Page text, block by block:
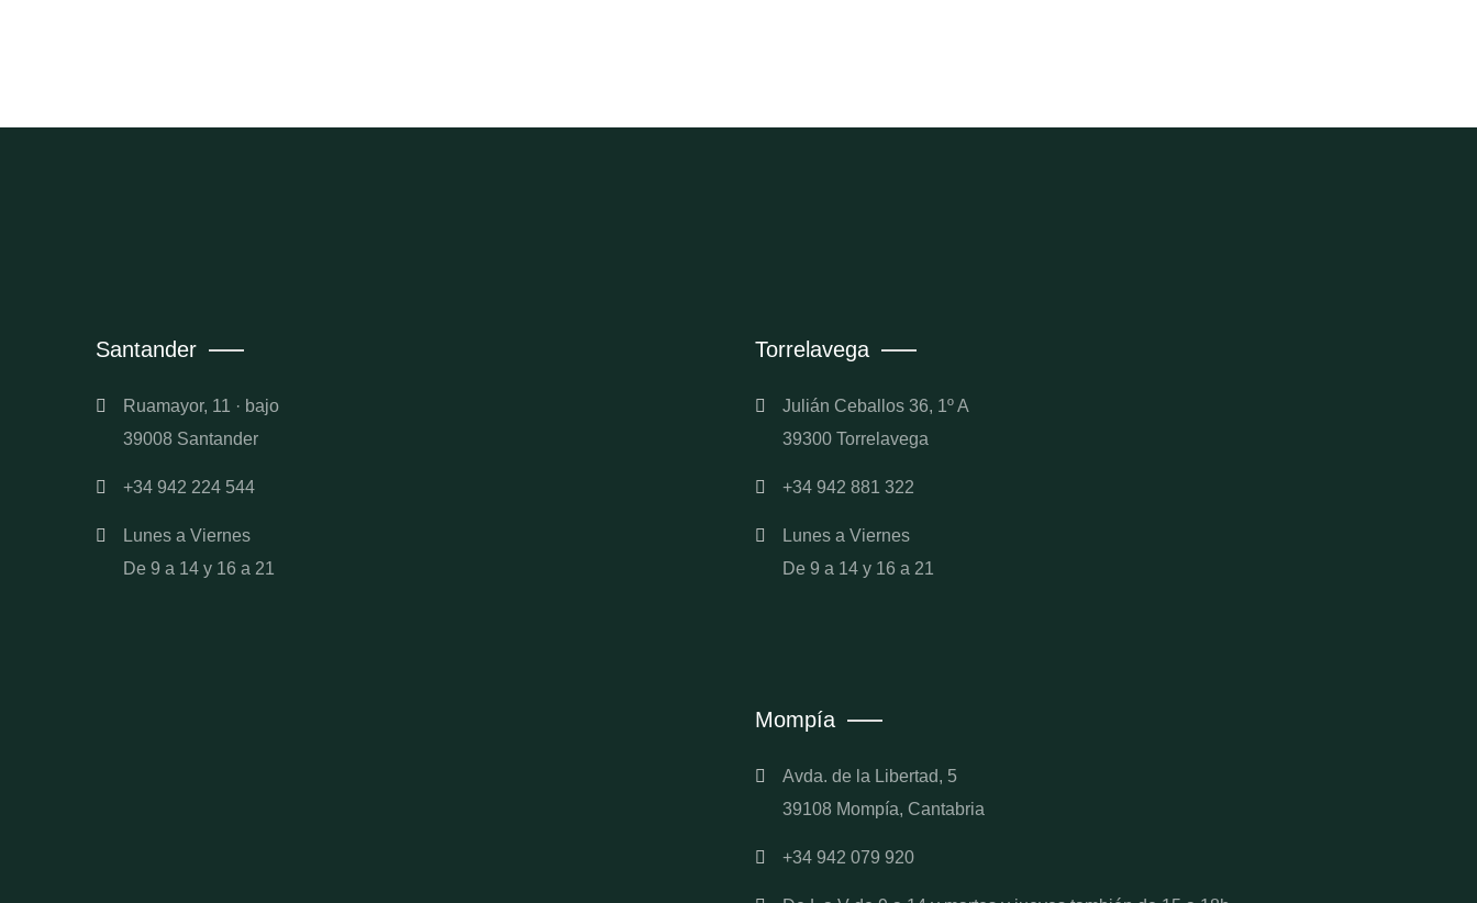
Santander
Ruamayor, 11 · bajo
39008 Santander
+34 942 224 544
Lunes a Viernes
De 9 a 14 y 16 a 21
Torrelavega
Julián Ceballos 36, 1º A
39300 Torrelavega
+34 942 881 322
Lunes a Viernes
De 9 a 14 y 16 a 21
Mompía
Avda. de la Libertad, 5
39108 Mompía, Cantabria
+34 942 079 920